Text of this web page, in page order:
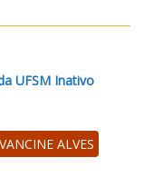
UFSM Inativo
ALVES